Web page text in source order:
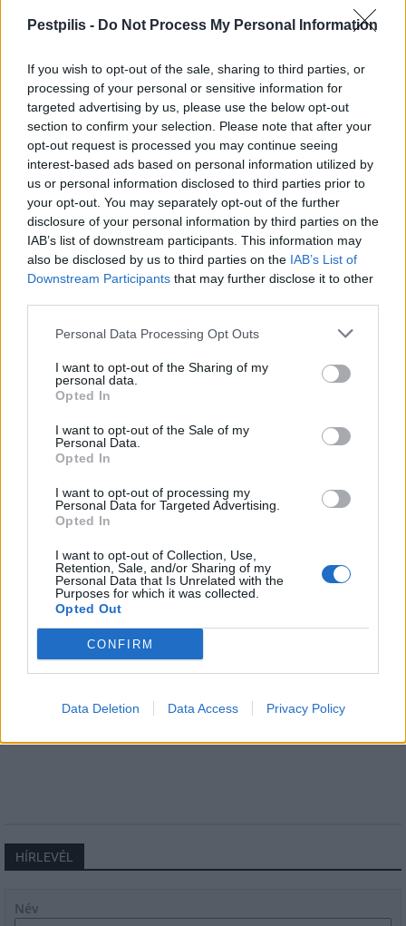
Pestpilis - Do Not Process My Personal Information
If you wish to opt-out of the sale, sharing to third parties, or
processing of your personal or sensitive information for
targeted advertising by us, please use the below opt-out
section to confirm your selection. Please note that after your
opt-out request is processed you may continue seeing
interest-based ads based on personal information utilized by
us or personal information disclosed to third parties prior to
your opt-out. You may separately opt-out of the further
disclosure of your personal information by third parties on the
IAB’s list of downstream participants. This information may
also be disclosed by us to third parties on the IAB’s List of
Downstream Participants that may further disclose it to other
Personal Data Processing Opt Outs
I want to opt-out of the Sharing of my
personal data.
Opted In
I want to opt-out of the Sale of my
Personal Data.
Opted In
I want to opt-out of processing my
Personal Data for Targeted Advertising.
Opted In
I want to opt-out of Collection, Use,
Retention, Sale, and/or Sharing of my
Personal Data that Is Unrelated with the
Purposes for which it was collected.
Opted Out
CONFIRM
Data Deletion Data Access Privacy Policy
Megérkezett az eső a Duna vízgyűjtőjére
Gál Ferenc Egyetem
A lakosságra is fontos szerep hárul a szúnyoginvázió
elkerülésében
HÍRLEVÉL
Név